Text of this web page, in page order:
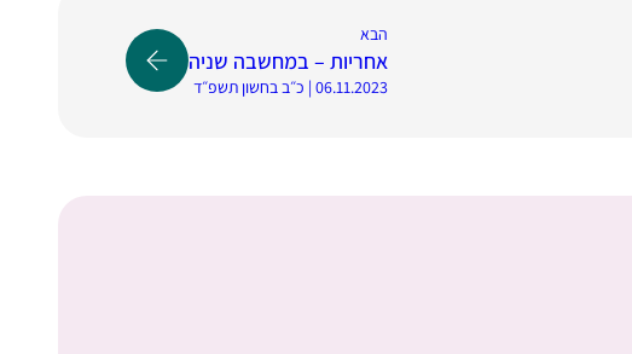
הבא
אחריות – במחשבה שניה
06.11.2023 | כ״ב בחשון תשפ״ד